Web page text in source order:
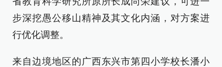
步深挖愚公移山精神及其文化内涵，对方案进
行优化调整。
来自边境地区的广西东兴市第四小学校长潘小